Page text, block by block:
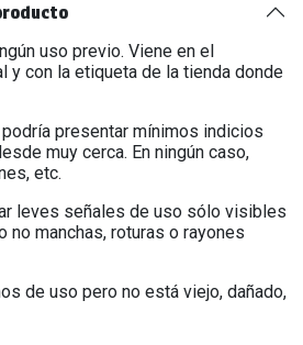
uso previo. Viene en el
y con la etiqueta de la tienda donde
presentar mínimos indicios
muy cerca. En ningún caso,
etc.
leves señales de uso sólo visibles
no manchas, roturas o rayones
de uso pero no está viejo, dañado,